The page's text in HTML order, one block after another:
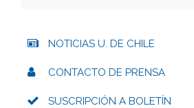
NOTICIAS U. DE CHILE
CONTACTO DE PRENSA
SUSCRIPCIÓN A BOLETÍN